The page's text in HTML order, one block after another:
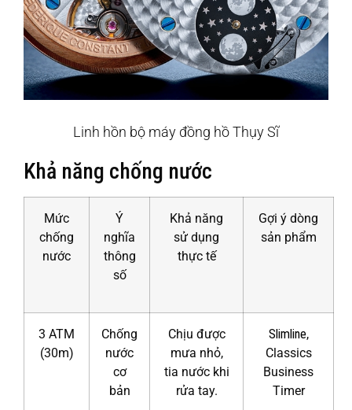
Linh hồn bộ máy đồng hồ Thụy Sĩ
Khả năng chống nước
Mức
chống
nước
Ý
nghĩa
thông
số
Khả năng
sử dụng
thực tế
Gợi ý dòng
sản phẩm
3 ATM
(30m)
Chống
nước
cơ
bản
Chịu được
mưa nhỏ,
tia nước khi
rửa tay.
Slimline,
Classics
Business
Timer